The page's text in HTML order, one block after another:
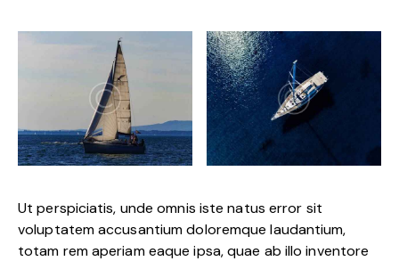
Ut perspiciatis, unde omnis iste natus error sit
voluptatem accusantium doloremque laudantium,
totam rem aperiam eaque ipsa, quae ab illo inventore